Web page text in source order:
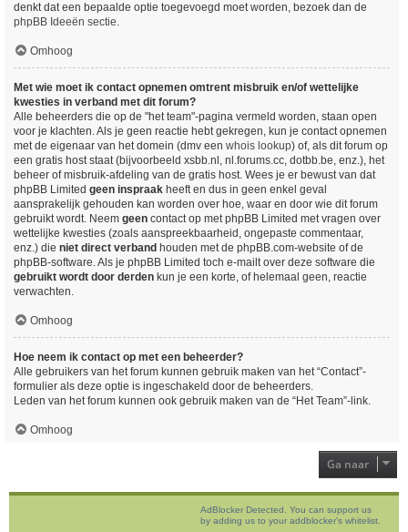
denkt dat een bepaalde optie toegevoegd moet worden, bezoek dan de
phpBB Ideeën sectie.
Omhoog
Met wie moet ik contact opnemen omtrent misbruik en/of wettelijke
kwesties in verband met dit forum?
Alle beheerders die op de "het team"-pagina vermeld worden, staan open
voor je klachten. Als je geen reactie hebt gekregen, kun je contact opnemen
met de eigenaar van het domein (dmv een whois lookup) of, als dit forum op
een gratis host staat (bijvoorbeeld xsbb.nl, nl.forums.cc, dotbb.be, enz.), het
beheer of misbruik-afdeling van de gratis host. Wees je er bewust van dat
phpBB Limited geen inspraak heeft en dus in geen enkel geval
aansprakelijk gehouden kan worden over hoe, waar en door wie dit forum
gebruikt wordt. Neem geen contact op met phpBB Limited met vragen over
wettelijke kwesties (zoals aanspreekbaarheid, ongepaste commentaar,
enz.) die niet direct verband houden met de phpBB.com-website of de
phpBB-software. Als je phpBB Limited toch e-mailt over deze software die
gebruikt wordt door derden kun je een korte, of helemaal geen, reactie
verwachten.
Omhoog
Hoe neem ik contact op met een beheerder?
Alle gebruikers van het forum kunnen gebruik maken van het “Contact”-
formulier als deze optie is ingeschakeld door de beheerders.
Leden van het forum kunnen ook gebruik maken van de “Het Team”-link.
Omhoog
Ga naar
AdBlocker Detected. You can support us
by adding us to your addblocker's whitelist.